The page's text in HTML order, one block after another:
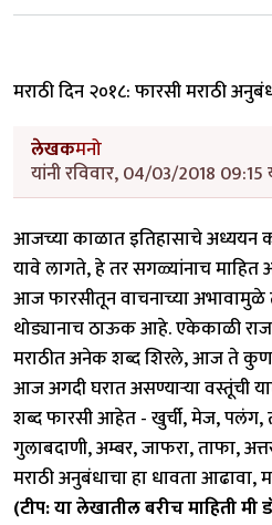
मराठी दिन २०१८: फारसी मराठी
लेखकमनो
यांनी रविवार, 04/03/2018
आजच्या काळात इतिहासाचे अध्ययन
यावे लागते, हे तर सगळ्यांनाच माहित
आज फारसीतून वाचनाच्या
थोड्यानाच ठाऊक आहे. एकेकाळी
मराठीत अनेक शब्द शिरले, आज ते
आज अगदी घरात असण्याऱ्या वस्तूंची
शब्द फारसी आहेत - खुर्ची, मेज,
गुलाबदाणी, अम्बर, जाफरा, ताफा,
मराठी अनुबंधाचा हा धावता आढावा,
(टीप: या लेखातील बरीच माहिती मी